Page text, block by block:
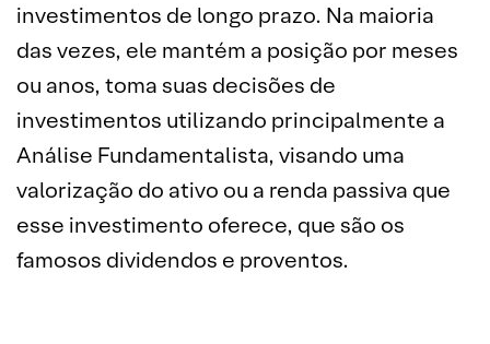
investimentos de longo prazo. Na maioria
das vezes, ele mantém a posição por meses
ou anos, toma suas decisões de
investimentos utilizando principalmente a
Análise Fundamentalista, visando uma
valorização do ativo ou a renda passiva que
esse investimento oferece, que são os
famosos dividendos e proventos.